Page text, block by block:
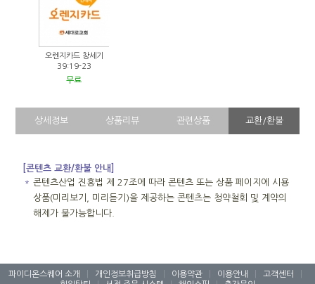
오렌지카드 창세기
39:19-23
무료
상세정보 상품리뷰 관련상품 교환/환불
[콘텐츠 교환/환불 안내]
＊ 콘텐츠산업 진흥법 제 27조에 따라 콘텐츠 또는 상품 페이지에 시용
상품(미리보기, 미리듣기)을 제공하는 콘텐츠는 청약철회 및 계약의
해제가 불가능합니다.
파이디온스퀘어 소개 개인정보취급방침 이용약관 이용안내 고객센터